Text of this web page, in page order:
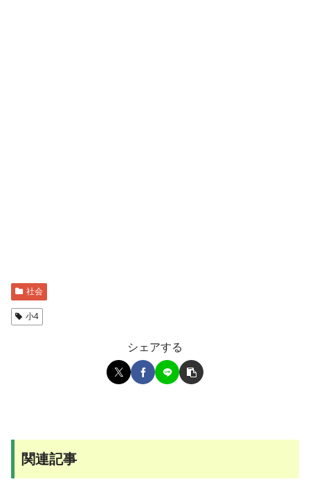
社会
小4
シェアする
関連記事